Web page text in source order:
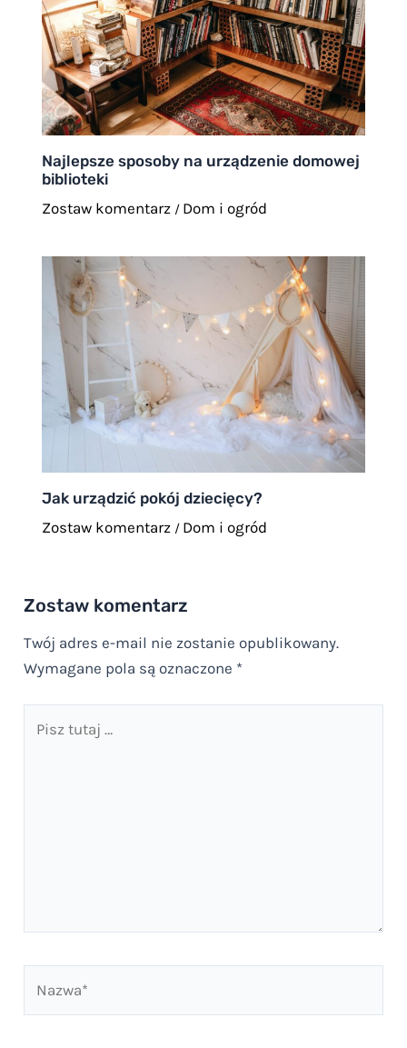
Najlepsze sposoby na urządzenie domowej
biblioteki
Zostaw komentarz / Dom i ogród
Jak urządzić pokój dziecięcy?
Zostaw komentarz / Dom i ogród
Zostaw komentarz
Twój adres e-mail nie zostanie opublikowany.
Wymagane pola są oznaczone *
tutaj